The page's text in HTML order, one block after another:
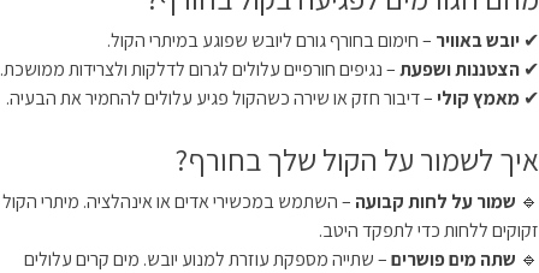
✔ יובש באוויר – חימום בחורף גורם ליובש שפוגע במיתרי הקול.
✔ הצטננות ושפעת– נגיפים חורפיים עלולים לגרום לדלקות ולצרידות ממושכת.
✔ מאמץ קולי– דיבור חזק או שירה כשהקול פגיע עלולים להחמיר את הבעיה.
איך לשמור על הקול שלך בחורף?
🔹 שמור על לחות קבועה – השתמש במכשירי אדים או אינהלציה. מיתרי הקול
זקוקים ללחות כדי לתפקד היטב.
🔹 שתה מים פושרים– שתייה מספקת עוזרת למנוע יובש. מים קרים עלולים